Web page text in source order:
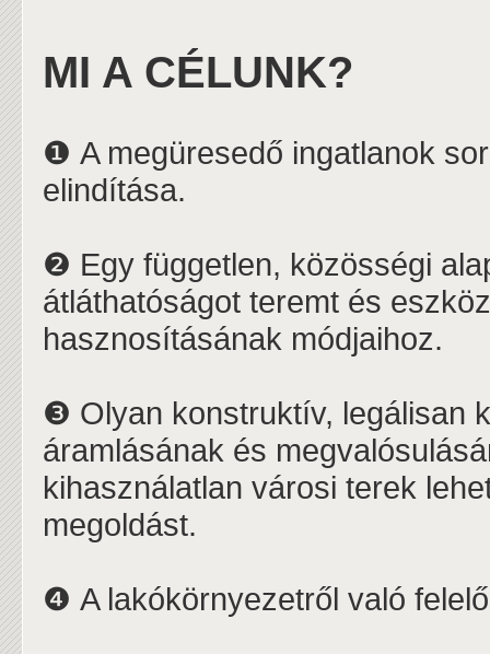
MI A CÉLUNK?
❶ A megüresedő ingatlanok
elindítása.
❷ Egy független, közösségi
átláthatóságot teremt és
hasznosításának módjaihoz.
❸ Olyan konstruktív, legálisan
áramlásának és
kihasználatlan városi terek
megoldást.
❹ A lakókörnyezetről való